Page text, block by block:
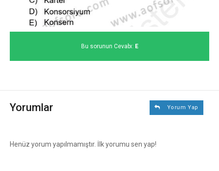
Bu sorunun Cevabı: E
Yorumlar Yorum Yap
Henüz yorum yapılmamıştır. İlk yorumu sen yap!